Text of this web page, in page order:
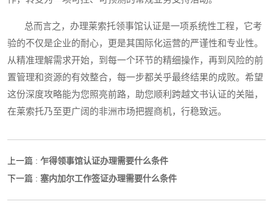
总而言之，办理莱索托领事馆认证是一项系统性工程，它考
验的不仅是企业的耐心，更是其国际化运营的严谨性和专业性。
从精准理解需求开始，到每一个环节的精细操作，再到风险的前
置管理和资源的有效整合，每一步都关乎最终结果的成败。希望
这份深度攻略能为您照亮前路，助您顺利跨越文书认证的关隘，
在莱索托乃至更广阔的非洲市场把握商机，行稳致远。
上一篇 : 乍得领事馆认证办理需要什么条件
下一篇 : 塞内加尔工作签证办理需要什么条件